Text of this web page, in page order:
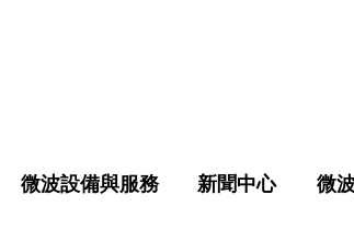
微波設備與服務 新聞中心 微